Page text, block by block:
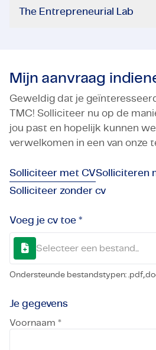
The Entrepreneurial Lab
Mijn aanvraag
Geweldig dat je
TMC! Solliciteer nu op de
jou past en hopelijk kunnen
verwelkomen in een van onze
Solliciteer met CVSolliciteren
Solliciteer zonder cv
Voeg je cv toe *
Selecteer een bestand...
Ondersteunde bestandstypen:
Je gegevens
Voornaam *